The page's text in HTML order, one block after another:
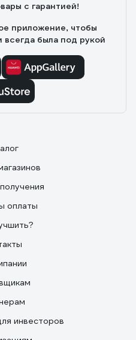
с гарантией!
приложение, чтобы
всегда была под рукой
оплаты
инвесторов